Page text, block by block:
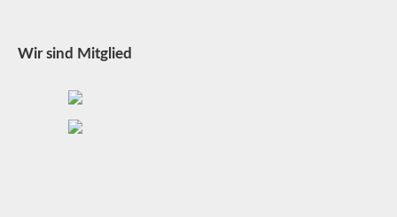
Wir sind Mitglied